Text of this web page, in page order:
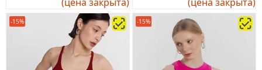
-15% -15%